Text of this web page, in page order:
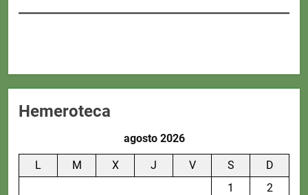
Hemeroteca
agosto 2026
L M X J V S
D
1
2